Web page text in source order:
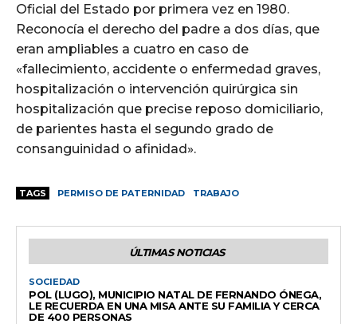
Oficial del Estado por primera vez en 1980.
Reconocía el derecho del padre a dos días, que
eran ampliables a cuatro en caso de
«fallecimiento, accidente o enfermedad graves,
hospitalización o intervención quirúrgica sin
hospitalización que precise reposo domiciliario,
de parientes hasta el segundo grado de
consanguinidad o afinidad».
TAGS PERMISO DE PATERNIDAD TRABAJO
ÚLTIMAS NOTICIAS
SOCIEDAD
POL (LUGO), MUNICIPIO NATAL DE FERNANDO ÓNEGA,
LE RECUERDA EN UNA MISA ANTE SU FAMILIA Y CERCA
DE 400 PERSONAS